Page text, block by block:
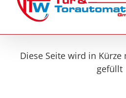
Diese Seite wird in
gefüllt